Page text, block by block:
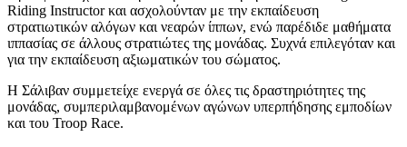
Riding Instructor και ασχολούνταν με την εκπαίδευση
στρατιωτικών αλόγων και νεαρών ίππων, ενώ παρέδιδε μαθήματα
ιππασίας σε άλλους στρατιώτες της μονάδας. Συχνά επιλεγόταν και
για την εκπαίδευση αξιωματικών του σώματος.
Η Σάλιβαν συμμετείχε ενεργά σε όλες τις δραστηριότητες της
μονάδας, συμπεριλαμβανομένων αγώνων υπερπήδησης εμποδίων
και του Troop Race.